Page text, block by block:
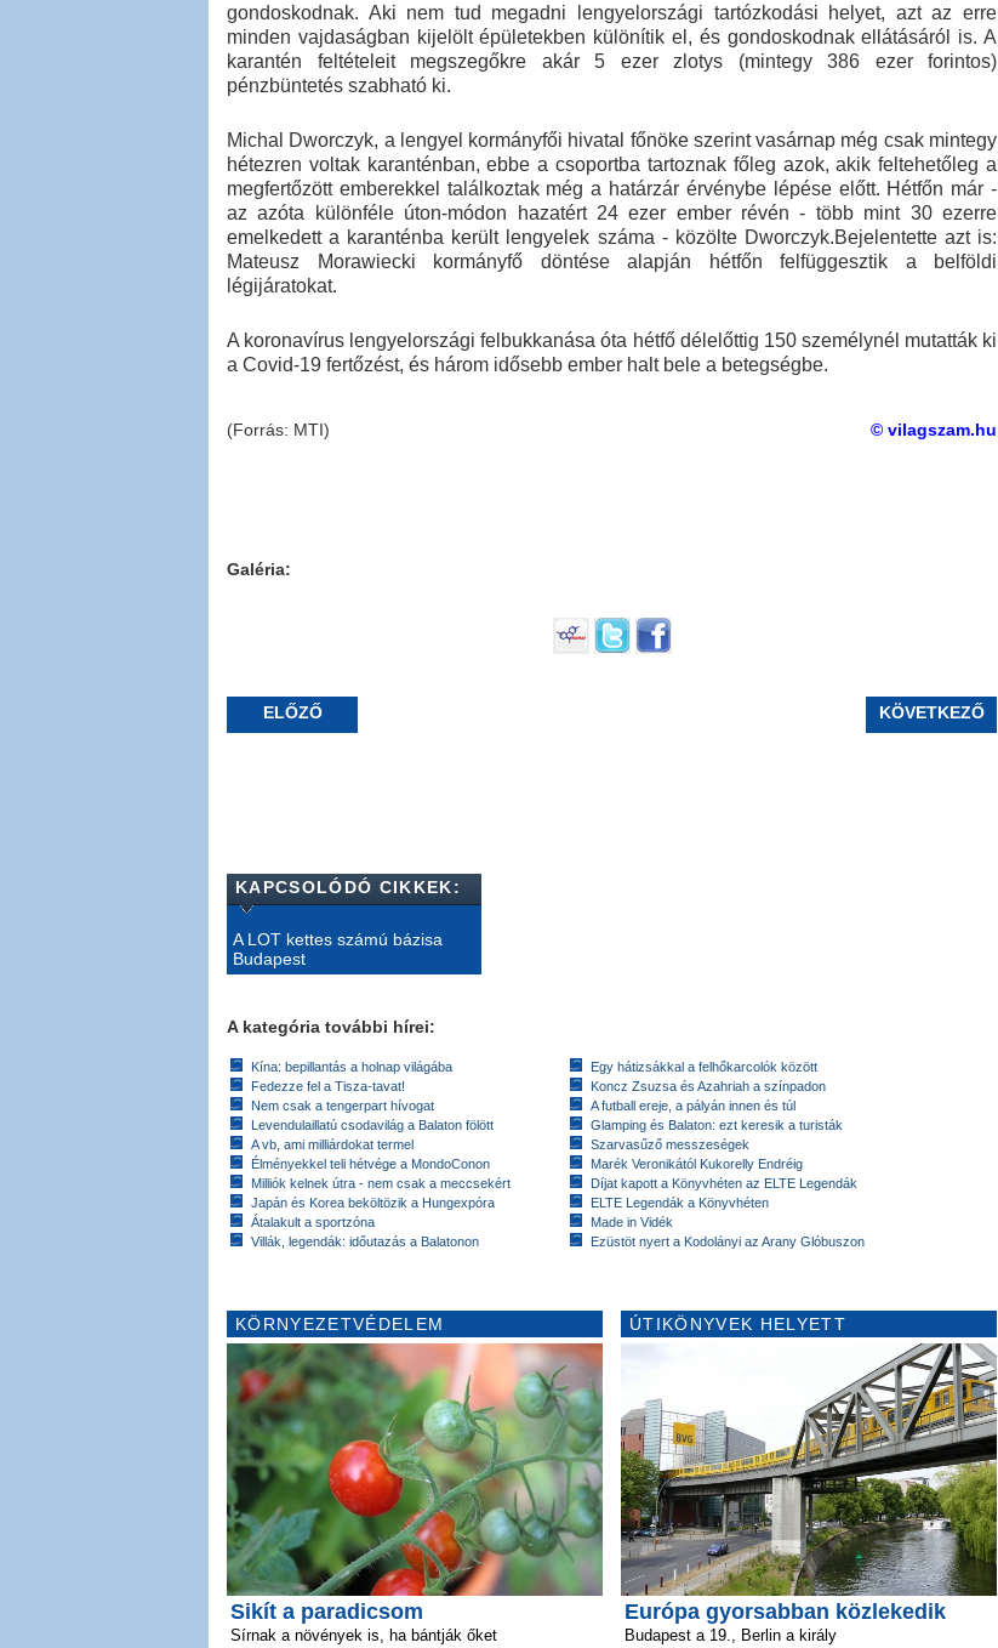
gondoskodnak. Aki nem tud megadni lengyelországi tartózkodási helyet, azt az erre
minden vajdaságban kijelölt épületekben különítik el, és gondoskodnak ellátásáról is. A
karantén feltételeit megszegőkre akár 5 ezer zlotys (mintegy 386 ezer forintos)
pénzbüntetés szabható ki.
Michal Dworczyk, a lengyel kormányfői hivatal főnöke szerint vasárnap még csak mintegy
hétezren voltak karanténban, ebbe a csoportba tartoznak főleg azok, akik feltehetőleg a
megfertőzött emberekkel találkoztak még a határzár érvénybe lépése előtt. Hétfőn már -
az azóta különféle úton-módon hazatért 24 ezer ember révén - több mint 30 ezerre
emelkedett a karanténba került lengyelek száma - közölte Dworczyk.Bejelentette azt is:
Mateusz Morawiecki kormányfő döntése alapján hétfőn felfüggesztik a belföldi
légijáratokat.
A koronavírus lengyelországi felbukkanása óta hétfő délelőttig 150 személynél mutatták ki
a Covid-19 fertőzést, és három idősebb ember halt bele a betegségbe.
© vilagszam.hu
(Forrás: MTI)
Galéria:
ELŐZŐ KÖVETKEZŐ
KAPCSOLÓDÓ CIKKEK:
A LOT kettes számú bázisa
Budapest
A kategória további hírei:
Kína: bepillantás a holnap világába
Fedezze fel a Tisza-tavat!
Nem csak a tengerpart hívogat
Levendulaillatú csodavilág a Balaton fölött
A vb, ami milliárdokat termel
Élményekkel teli hétvége a MondoConon
Milliók kelnek útra - nem csak a meccsekért
Japán és Korea beköltözik a Hungexpóra
Átalakult a sportzóna
Villák, legendák: időutazás a Balatonon
Egy hátizsákkal a felhőkarcolók között
Koncz Zsuzsa és Azahriah a színpadon
A futball ereje, a pályán innen és túl
Glamping és Balaton: ezt keresik a turisták
Szarvasűző messzeségek
Marék Veronikától Kukorelly Endréig
Díjat kapott a Könyvhéten az ELTE Legendák
ELTE Legendák a Könyvhéten
Made in Vidék
Ezüstöt nyert a Kodolányi az Arany Glóbuszon
KÖRNYEZETVÉDELEM
Sikít a paradicsom
Sírnak a növények is, ha bántják őket
ÚTIKÖNYVEK HELYETT
Európa gyorsabban közlekedik
Budapest a 19., Berlin a király